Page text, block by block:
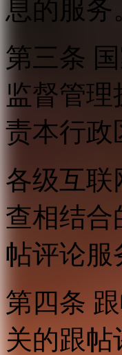
息的服务
第三条
监督管
责本行政
各级互联
查相结合
帖评论服
第四条
关的跟